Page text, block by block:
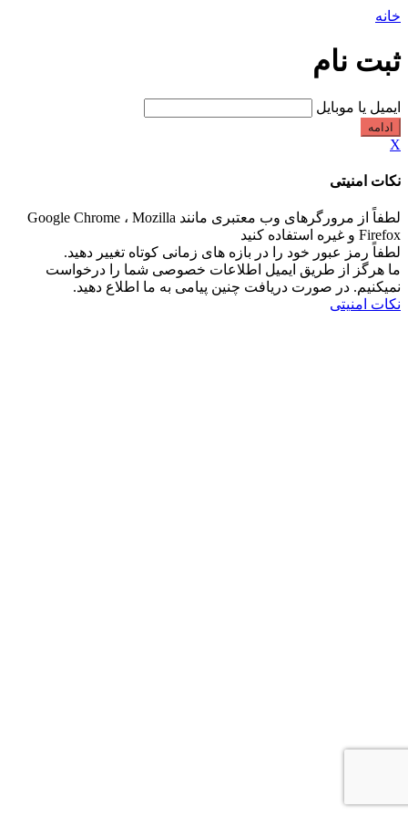
خانه
ثبت نام
ایمیل یا موبایل
ادامه
X
نکات امنیتی
لطفاً از مرورگرهای وب معتبری مانند Google Chrome ، Mozilla
Firefox و غیره استفاده کنید
لطفاً رمز عبور خود را در بازه های زمانی کوتاه تغییر دهید.
ما هرگز از طریق ایمیل اطلاعات خصوصی شما را درخواست
نمیکنیم. در صورت دریافت چنین پیامی به ما اطلاع دهید.
نکات امنیتی